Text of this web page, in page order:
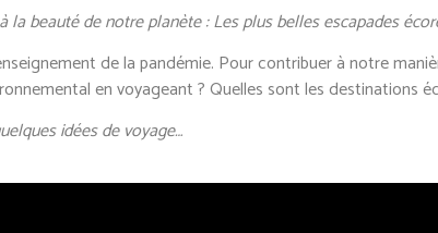
beauté de notre planète : Les plus belles escapades
de la pandémie. Pour contribuer à notre
en voyageant ? Quelles sont les destinations
idées de voyage…